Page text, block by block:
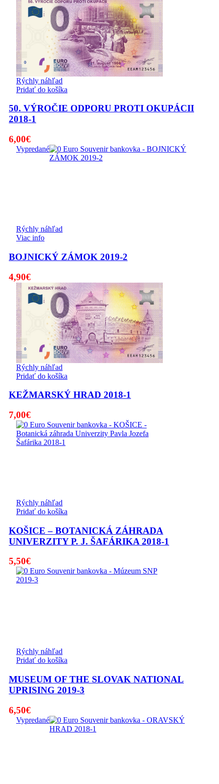
Rýchly náhľad
Pridať do košíka
50. VÝROČIE ODPORU PROTI OKUPÁCII
2018-1
6,00€
Vypredané
Rýchly náhľad
Viac info
BOJNICKÝ ZÁMOK 2019-2
4,90€
Rýchly náhľad
Pridať do košíka
KEŽMARSKÝ HRAD 2018-1
7,00€
Rýchly náhľad
Pridať do košíka
KOŠICE – BOTANICKÁ ZÁHRADA
UNIVERZITY P. J. ŠAFÁRIKA 2018-1
5,50€
Rýchly náhľad
Pridať do košíka
MUSEUM OF THE SLOVAK NATIONAL
UPRISING 2019-3
6,50€
Vypredané